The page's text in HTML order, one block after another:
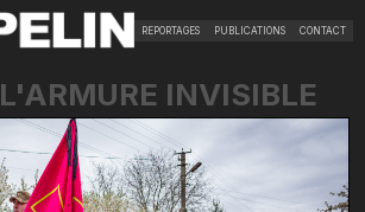
REPORTAGES PUBLICATIONS CONTACT
L'ARMURE INVISIBLE